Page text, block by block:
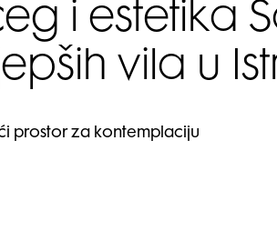
i estetika
vila u
prostor za kontemplaciju